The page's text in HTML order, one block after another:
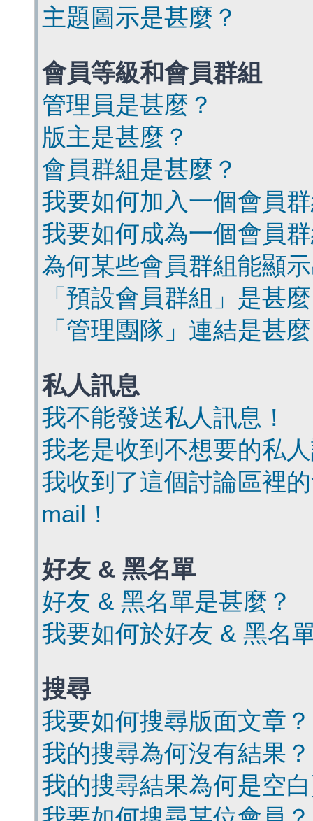
主題圖示是甚麼？
會員等級和會員群組
管理員是甚麼？
版主是甚麼？
會員群組是甚麼？
我要如何加入一個會員
我要如何成為一個會員
為何某些會員群組能顯
「預設會員群組」是甚
「管理團隊」連結是甚
私人訊息
我不能發送私人訊息！
我老是收到不想要的私
我收到了這個討論區裡
mail！
好友 & 黑名單
好友 & 黑名單是甚麼？
我要如何於好友 & 黑名
搜尋
我要如何搜尋版面文章？
我的搜尋為何沒有結果？
我的搜尋結果為何是空